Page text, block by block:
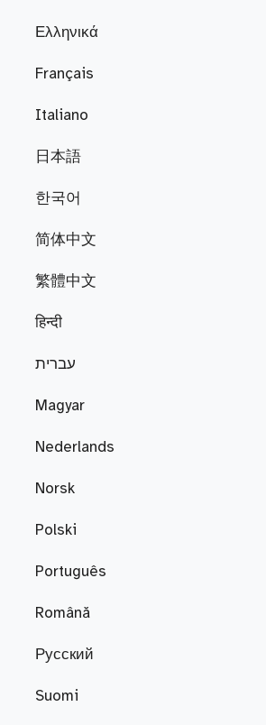
Ελληνικά
Français
Italiano
日本語
한국어
简体中文
繁體中文
हिन्दी
עברית
Magyar
Nederlands
Norsk
Polski
Português
Română
Русский
Suomi